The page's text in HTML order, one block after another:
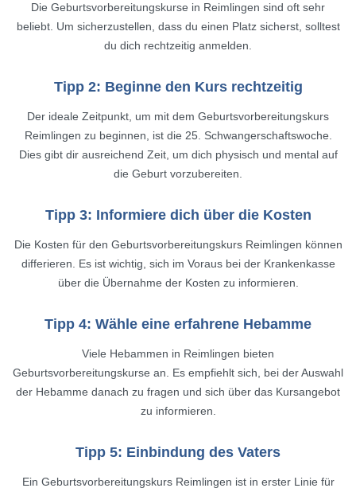
Die Geburtsvorbereitungskurse in Reimlingen sind oft sehr
beliebt. Um sicherzustellen, dass du einen Platz sicherst, solltest
du dich rechtzeitig anmelden.
Tipp 2: Beginne den Kurs rechtzeitig
Der ideale Zeitpunkt, um mit dem Geburtsvorbereitungskurs
Reimlingen zu beginnen, ist die 25. Schwangerschaftswoche.
Dies gibt dir ausreichend Zeit, um dich physisch und mental auf
die Geburt vorzubereiten.
Tipp 3: Informiere dich über die Kosten
Die Kosten für den Geburtsvorbereitungskurs Reimlingen können
differieren. Es ist wichtig, sich im Voraus bei der Krankenkasse
über die Übernahme der Kosten zu informieren.
Tipp 4: Wähle eine erfahrene Hebamme
Viele Hebammen in Reimlingen bieten
Geburtsvorbereitungskurse an. Es empfiehlt sich, bei der Auswahl
der Hebamme danach zu fragen und sich über das Kursangebot
zu informieren.
Tipp 5: Einbindung des Vaters
Ein Geburtsvorbereitungskurs Reimlingen ist in erster Linie für